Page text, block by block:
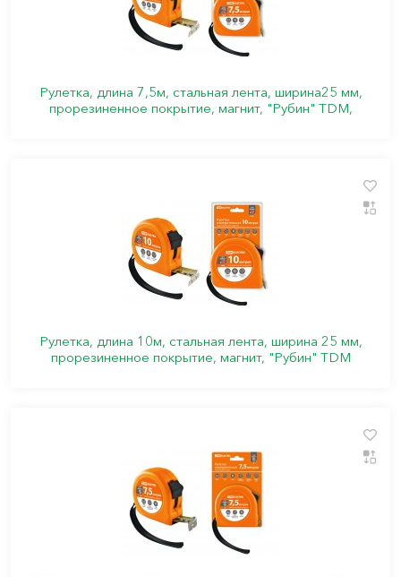
Рулетка, длина 7,5м, стальная лента, ширина25 мм,
прорезиненное покрытие, магнит, "Рубин" TDM,
Рулетка, длина 10м, стальная лента, ширина 25 мм,
прорезиненное покрытие, магнит, "Рубин" TDM